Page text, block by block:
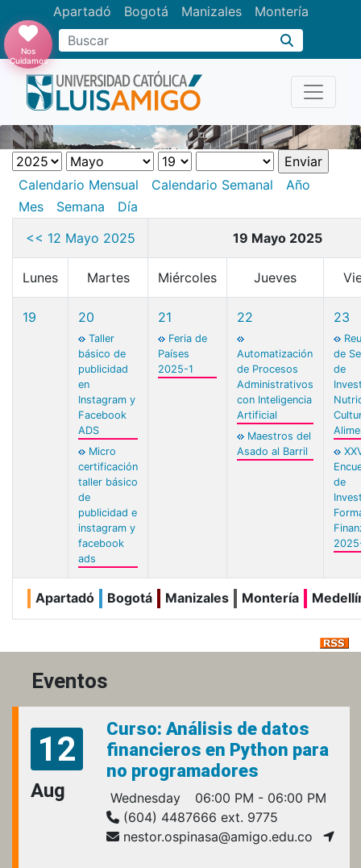
Apartadó Bogotá Manizales Montería
Buscar
Nos
Cuidamos
Calendario Mensual Calendario Semanal
Año
Mes
Semana
Día
<< 12 Mayo 2025
19 Mayo 2025
Lunes Martes Miércoles Jueves
19 20
Taller
básico de
publicidad
en
Instagram y
Facebook
ADS
Micro
certificación
taller básico
de
publicidad e
instagram y
facebook
ads
21
Feria de
Países
2025-1
22
Automatización
de Procesos
Administrativos
con Inteligencia
Artificial
Maestros del
Asado al Barril
23
de
de
de
Apartadó Bogotá Manizales Montería
Eventos
12
Aug
Curso: Análisis de datos
financieros en Python para
no programadores
Wednesday
06:00 PM - 06:00 PM
(604) 4487666 ext. 9775
nestor.ospinasa@amigo.edu.co